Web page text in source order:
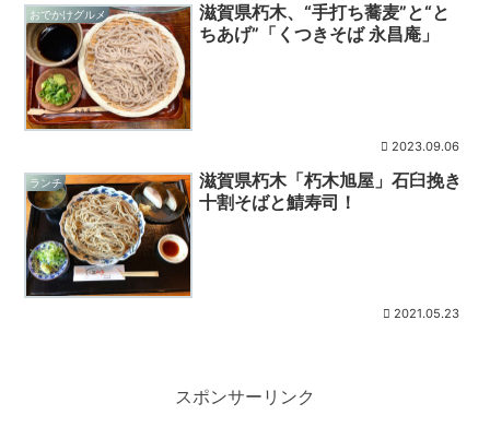
おでかけグルメ
滋賀県朽木、“手打ち蕎麦”と“と
ちあげ”「くつきそば 永昌庵」
2023.09.06
ランチ
滋賀県朽木「朽木旭屋」石臼挽き
十割そばと鯖寿司！
2021.05.23
スポンサーリンク